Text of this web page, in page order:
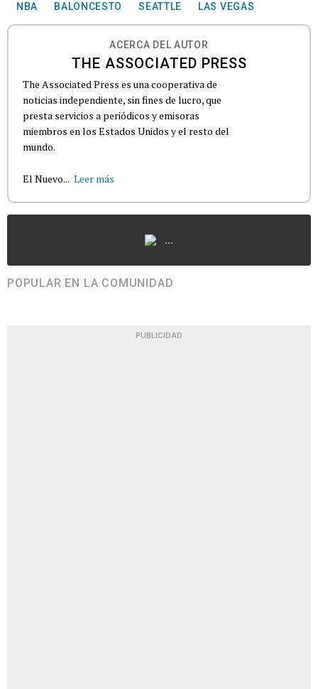
NBA BALONCESTO SEATTLE LAS VEGAS
ACERCA DEL AUTOR
THE ASSOCIATED PRESS
The Associated Press es una cooperativa de
noticias independiente, sin fines de lucro, que
presta servicios a periódicos y emisoras
miembros en los Estados Unidos y el resto del
mundo.
El Nuevo... Leer más
...
POPULAR EN LA COMUNIDAD
PUBLICIDAD